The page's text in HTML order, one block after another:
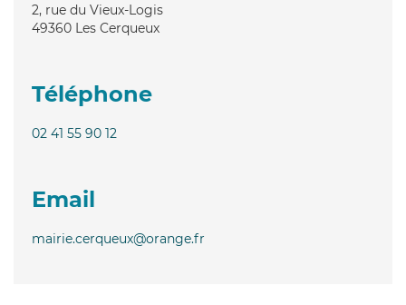
2, rue du Vieux-Logis
49360 Les Cerqueux
Téléphone
02 41 55 90 12
Email
mairie.cerqueux@orange.fr